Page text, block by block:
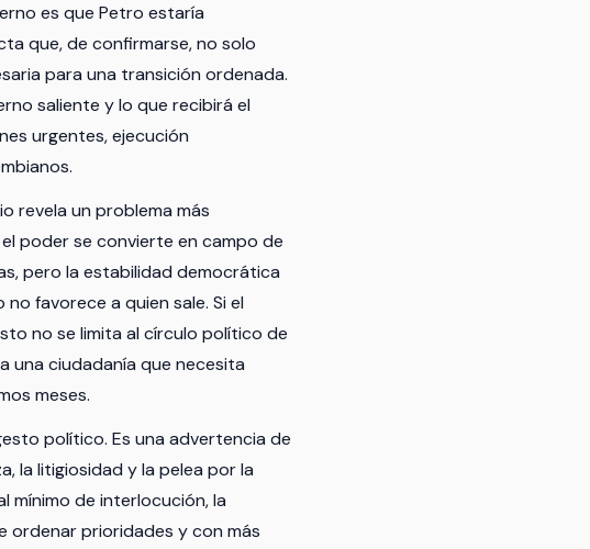
es que Petro estaría
que, de confirmarse, no solo
para una transición ordenada.
saliente y lo que recibirá el
urgentes, ejecución
revela un problema más
poder se convierte en campo de
pero la estabilidad democrática
favorece a quien sale. Si el
no se limita al círculo político de
una ciudadanía que necesita
meses.
político. Es una advertencia de
la litigiosidad y la pelea por la
mínimo de interlocución, la
ordenar prioridades y con más